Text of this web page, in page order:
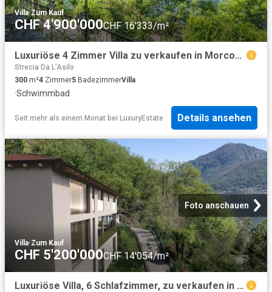
Villa·Zum Kauf
CHF 4'900'000CHF 16'333/m²
Luxuriöse 4 Zimmer Villa zu verkaufen in Morcote, Schweiz
Strecia Da L'Asilo
300 m²4 Zimmer5 BadezimmerVilla
·Schwimmbad
Seit mehr als einem Monat bei LuxuryEstate Details ansehen
Foto anschauen
Villa·Zum Kauf
CHF 5'200'000CHF 14'054/m²
Luxuriöse Villa, 6 Schlafzimmer, zu verkaufen in Vico Morcote, Tessin